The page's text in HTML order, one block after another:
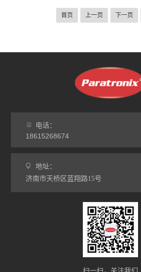
首页 上一页 下一页
电话：
18615268674
地址：
济南市天桥区蓝翔路15号